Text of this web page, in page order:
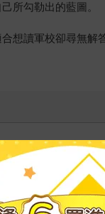
所勾勒出的藍圖。
想讀軍校卻尋無
多夢想必須履行，
藍圖之一是出版